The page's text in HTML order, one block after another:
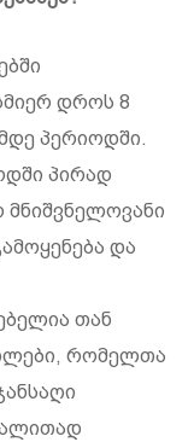
დროს 8
პერიოდში.
პირად
მნიშვნელოვანი
და
თან
რომელთა